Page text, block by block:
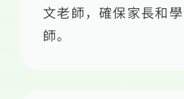
文老師，確保家長和
師。